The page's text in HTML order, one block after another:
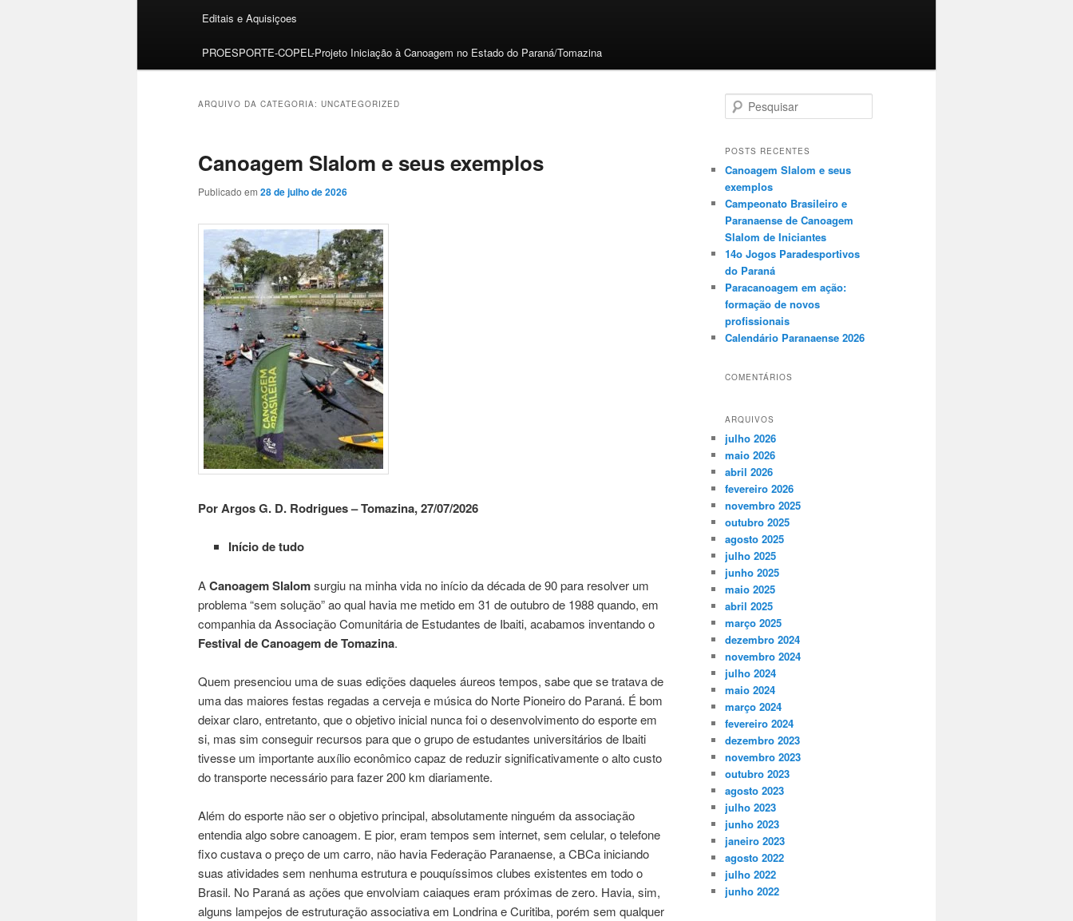
Editais e Aquisiçoes
PROESPORTE-COPEL-Projeto Iniciação à Canoagem no Estado do Paraná/Tomazina
ARQUIVO DA CATEGORIA: UNCATEGORIZED
Canoagem Slalom e seus exemplos
Publicado em 28 de julho de 2026
Por Argos G. D. Rodrigues – Tomazina, 27/07/2026
Início de tudo
ACanoagem Slalomsurgiu na minha vida no início da década de 90 para resolver um
problema “sem solução” ao qual havia me metido em 31 de outubro de 1988 quando, em
companhia da Associação Comunitária de Estudantes de Ibaiti, acabamos inventando o
Festival de Canoagem de Tomazina.
Quem presenciou uma de suas edições daqueles áureos tempos, sabe que se tratava de
uma das maiores festas regadas a cerveja e música do Norte Pioneiro do Paraná. É bom
deixar claro, entretanto, que o objetivo inicial nunca foi o desenvolvimento do esporte em
si, mas sim conseguir recursos para que o grupo de estudantes universitários de Ibaiti
tivesse um importante auxílio econômico capaz de reduzir significativamente o alto custo
do transporte necessário para fazer 200 km diariamente.
Além do esporte não ser o objetivo principal, absolutamente ninguém da associação
entendia algo sobre canoagem. E pior, eram tempos sem internet, sem celular, o telefone
fixo custava o preço de um carro, não havia Federação Paranaense, a CBCa iniciando
suas atividades sem nenhuma estrutura e pouquíssimos clubes existentes em todo o
Brasil. No Paraná as ações que envolviam caiaques eram próximas de zero. Havia, sim,
alguns lampejos de estruturação associativa em Londrina e Curitiba, porém sem qualquer
e
q
i
s
a
r
POSTS RECENTES
Canoagem Slalom e seus
exemplos
Campeonato Brasileiro e
Paranaense de Canoagem
Slalom de Iniciantes
14o Jogos Paradesportivos
do Paraná
Paracanoagem em ação:
formação de novos
profissionais
Calendário Paranaense 2026
COMENTÁRIOS
ARQUIVOS
julho 2026
maio 2026
abril 2026
fevereiro 2026
novembro 2025
outubro 2025
agosto 2025
julho 2025
junho 2025
maio 2025
abril 2025
março 2025
dezembro 2024
novembro 2024
julho 2024
maio 2024
março 2024
fevereiro 2024
dezembro 2023
novembro 2023
outubro 2023
agosto 2023
julho 2023
junho 2023
janeiro 2023
agosto 2022
julho 2022
junho 2022